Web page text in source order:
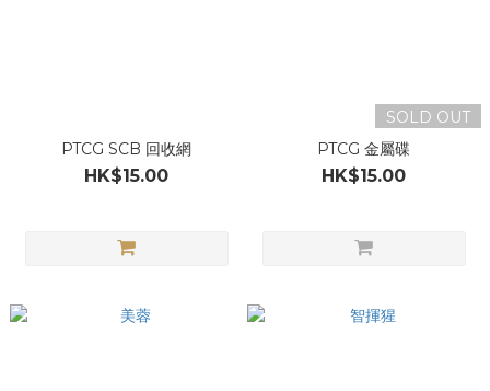
PTCG SCB 回收網
HK$15.00
SOLD OUT
PTCG 金屬碟
HK$15.00